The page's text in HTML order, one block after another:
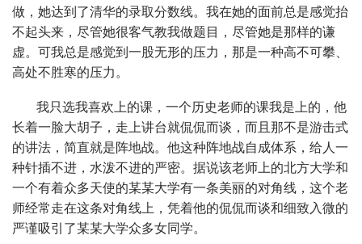
做，她达到了清华的录取分数线。我在她的面前总是感觉抬
不起头来，尽管她很客气教我做题目，尽管她是那样的谦
虚。可我总是感觉到一股无形的压力，那是一种高不可攀、
高处不胜寒的压力。
我只选我喜欢上的课，一个历史老师的课我是上的，他
长着一脸大胡子，走上讲台就侃侃而谈，而且那不是游击式
的讲法，简直就是阵地战。他这种阵地战自成体系，给人一
种针插不进，水泼不进的严密。据说该老师上的北方大学和
一个有着众多天使的某某大学有一条美丽的对角线，这个老
师经常走在这条对角线上，凭着他的侃侃而谈和细致入微的
严谨吸引了某某大学众多女同学。